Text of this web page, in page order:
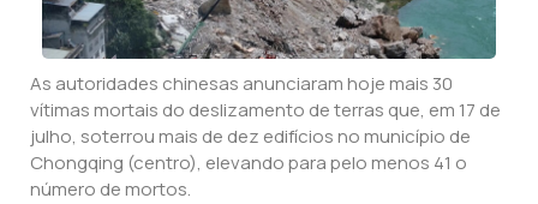
As autoridades chinesas anunciaram hoje mais 30
vítimas mortais do deslizamento de terras que, em 17 de
julho, soterrou mais de dez edifícios no município de
Chongqing (centro), elevando para pelo menos 41 o
número de mortos.